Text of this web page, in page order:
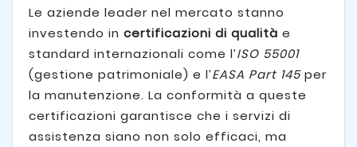
Le aziende leader nel mercato stanno
investendo in certificazioni di qualità e
standard internazionali come l’ISO 55001
(gestione patrimoniale) e l’EASA Part 145per
la manutenzione. La conformità a queste
certificazioni garantisce che i servizi di
assistenza siano non solo efficaci, ma